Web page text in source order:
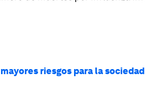
riesgos para la